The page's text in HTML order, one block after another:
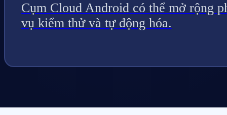
Cụm Cloud Android có thể mở rộng
vụ kiểm thử và tự động hóa.